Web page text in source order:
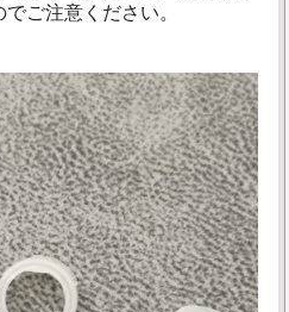
ご注意ください。